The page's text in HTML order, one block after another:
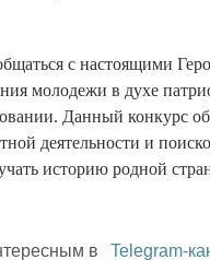
с настоящими
молодежи в духе
Данный конкурс
деятельности и
историю родной
в Telegram-